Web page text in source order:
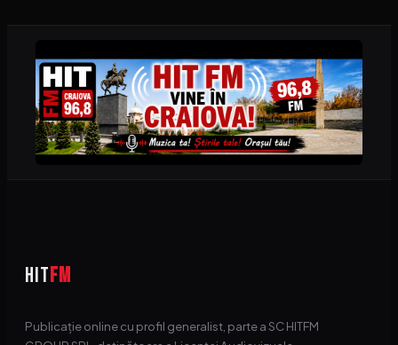
HITFM
Publicație online cu profil generalist, parte a SC HITFM